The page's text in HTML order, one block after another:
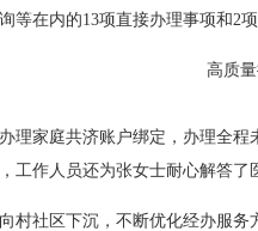
等在内的13项直接办理事项和2
高质
理家庭共济账户绑定，办理全
工作人员还为张女士耐心解答了
村社区下沉，不断优化经办服